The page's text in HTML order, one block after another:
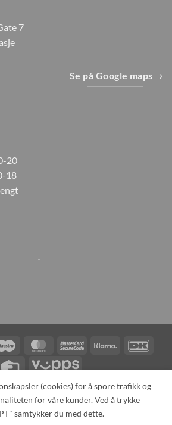
7
Se på Google maps
20
18
Maestro MasterCardMasterCardKlarna
Credit
Vipps
KONTAKT OSS
OM OSS
MIN KONTO ALL PRODUCTS
(cookies) for å spore trafikk og
for våre kunder. Ved å trykke
samtykker du med dette.